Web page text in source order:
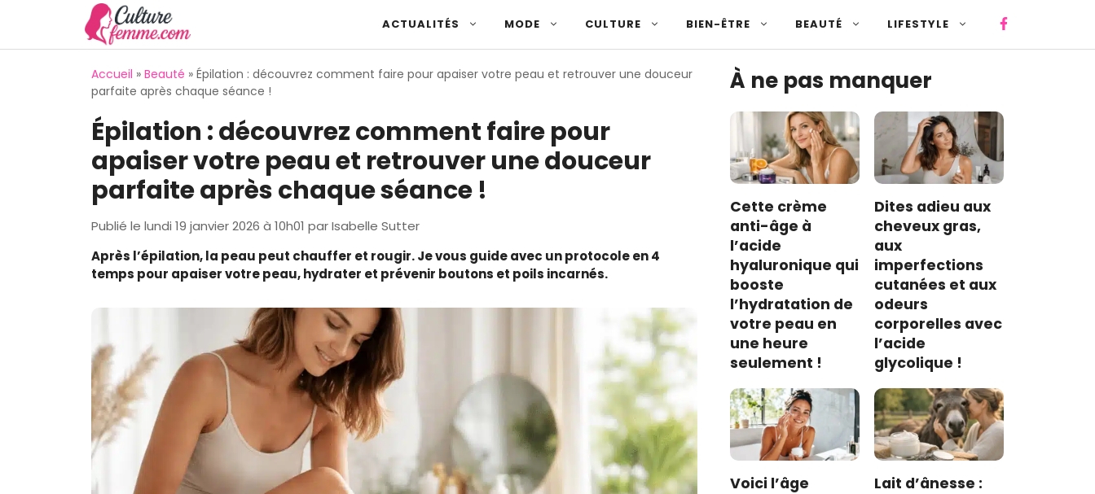
ACTUALITÉS MODE CULTURE BIEN-ÊTRE BEAUTÉ LIFESTYLE
Accueil » Beauté » Épilation : découvrez comment faire pour apaiser votre peau et retrouver une douceur
parfaite après chaque séance !
Épilation : découvrez comment faire pour
apaiser votre peau et retrouver une douceur
parfaite après chaque séance !
Publié le lundi 19 janvier 2026 à 10h01 parIsabelle Sutter
Après l’épilation, la peau peut chauffer et rougir. Je vous guide avec un protocole en 4
temps pour apaiser votre peau, hydrater et prévenir boutons et poils incarnés.
À ne pas manquer
Cette crème
anti-âge à
l’acide
hyaluronique qui
booste
l’hydratation de
votre peau en
une heure
seulement !
Dites adieu aux
cheveux gras,
aux
imperfections
cutanées et aux
odeurs
corporelles avec
l’acide
glycolique !
Voici l’âge
Lait d’ânesse :